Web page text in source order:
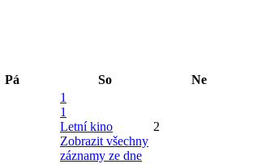
Pá So Ne
1
1
Letní kino
Zobrazit všechny
záznamy ze dne
2